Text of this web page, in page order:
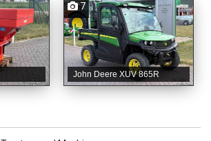
7
John Deere XUV 865R